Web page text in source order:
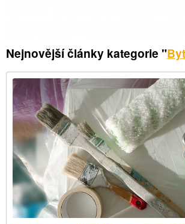
Nejnovější články kategorie "Byt